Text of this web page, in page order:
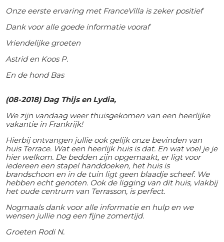
Onze eerste ervaring met FranceVilla is zeker positief
Dank voor alle goede informatie vooraf
Vriendelijke groeten
Astrid en Koos P.
En de hond Bas
(08-2018) Dag Thijs en Lydia,
We zijn vandaag weer thuisgekomen van een heerlijke
vakantie in Frankrijk!
Hierbij ontvangen jullie ook gelijk onze bevinden van
huis Terrace. Wat een heerlijk huis is dat. En wat voel je je
hier welkom. De bedden zijn opgemaakt, er ligt voor
iedereen een stapel handdoeken, het huis is
brandschoon en in de tuin ligt geen blaadje scheef. We
hebben echt genoten. Ook de ligging van dit huis, vlakbij
het oude centrum van Terrasson, is perfect.
Nogmaals dank voor alle informatie en hulp en we
wensen jullie nog een fijne zomertijd.
Groeten Rodi N.